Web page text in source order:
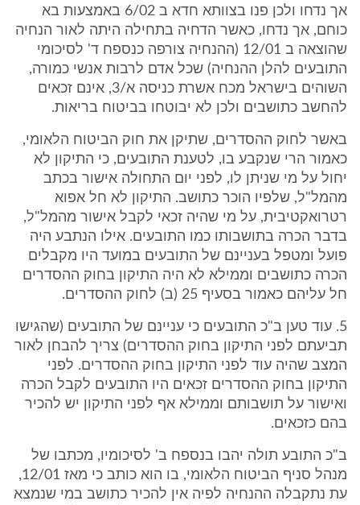
אך נדחו ולכן פנו בצוותא חדא ב 6/02 באמצעות בא
כוחם, אך נדחו, כאשר הדחיה בתחילה היתה לאור הנחיה
שהוצאה ב 12/01 (ההנחיה צורפה כנספח ד' לסיכומי
התובעים להלן ההנחיה) שכל אדם לרבות אנשי כמורה,
השוהים בישראל מכח אשרת כניסה א/3, אינם זכאים
להחשב כתושבים ולכן לא יבוטחו בביטוח בריאות.
באשר לחוק ההסדרים, שתיקן את חוק הביטוח הלאומי,
כאמור הרי שנקבע בו, לטענת התובעים, כי התיקון לא
יחול על מי שניתן לו, לפני יום התחולה אישור בכתב
מהמל"ל, שלפיו הוכר כתושב. התיקון לא חל אפוא
רטרואקטיבית, על מי שהיה זכאי לקבל אישור מהמל"ל,
בדבר הכרה בתושבותו כמו התובעים. אילו הנתבע היה
פועל ומטפל בעניינם של התובעים במועד היו מקבלים
הכרה כתושבים וממילא לא היה התיקון בחוק ההסדרים
חל עליהם כאמור בסעיף 25 (ב) לחוק ההסדרים.
5. עוד טען ב"כ התובעים כי עניינם של התובעים (שהגישו
תביעתם לפני התיקון בחוק ההסדרים) צריך להבחן לאור
המצב שהיה עוד לפני התיקון בחוק ההסדרים. לפני
התיקון בחוק ההסדרים זכאים היו התובעים לקבל הכרה
ואישור על תושבותם וממילא אף לפני התיקון יש להכיר
בהם כזכאים.
ב"כ התובע תולה יהבו בנספח ב' לסיכומיו, מכתבו של
מנהל סניף הביטוח הלאומי, בו הוא כותב כי מאז 12/01,
עת נתקבלה ההנחיה לפיה אין להכיר כתושב במי שנמצא